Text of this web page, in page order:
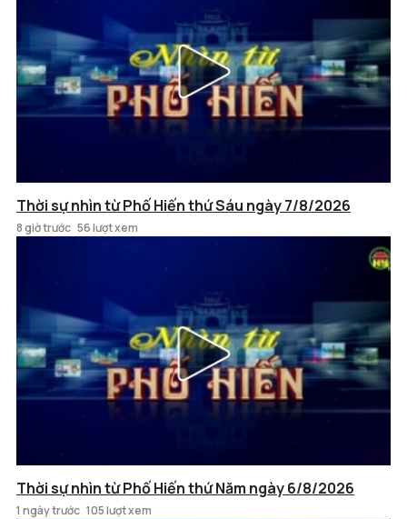
Thời sự nhìn từ Phố Hiến thứ Sáu ngày 7/8/2026
8 giờ trước 56 lượt xem
Thời sự nhìn từ Phố Hiến thứ Năm ngày 6/8/2026
1 ngày trước 105 lượt xem